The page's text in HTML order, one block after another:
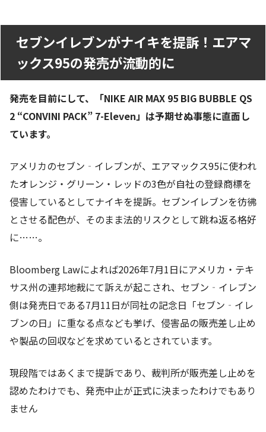
セブンイレブンがナイキを提訴！エアマ
ックス95の発売が流動的に
発売を目前にして、「NIKE AIR MAX 95 BIG BUBBLE QS
2 “CONVINI PACK” 7-Eleven」は予期せぬ事態に直面し
ています。
アメリカのセブン‐イレブンが、エアマックス95に使われ
たオレンジ・グリーン・レッドの3色が自社の登録商標を
侵害しているとしてナイキを提訴。セブンイレブンを彷彿
とさせる配色が、そのまま法的リスクとして跳ね返る格好
に……。
Bloomberg Lawによれば2026年7月1日にアメリカ・テキ
サス州の連邦地裁にて訴えが起こされ、セブン‐イレブン
側は発売日である7月11日が同社の記念日「セブン‐イレ
ブンの日」に重なる点なども挙げ、侵害品の販売差し止め
や製品の回収などを求めているとされています。
現段階ではあくまで提訴であり、裁判所が販売差し止めを
認めたわけでも、発売中止が正式に決まったわけでもあり
ません